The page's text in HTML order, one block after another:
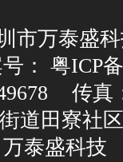
市万泰盛
：
粤ICP
传真
道田寮社
万泰盛科技